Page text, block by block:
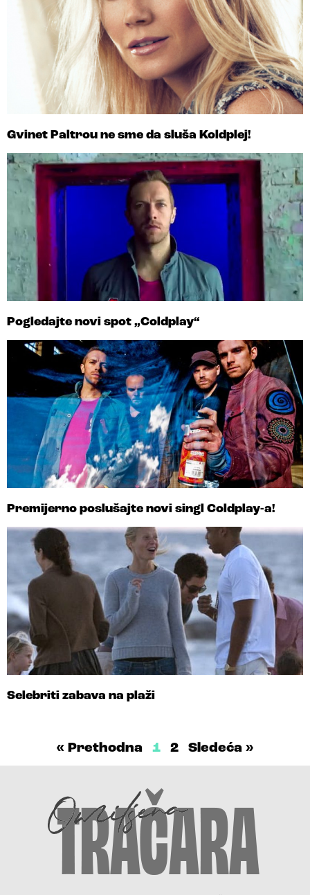
Gvinet Paltrou ne sme da sluša Koldplej!
Pogledajte novi spot „Coldplay“
Premijerno poslušajte novi singl Coldplay-a!
Selebriti zabava na plaži
« Prethodna 1 2 Sledeća »